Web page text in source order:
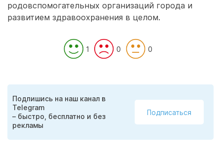
родовспомогательных организаций города и
развитием здравоохранения в целом.
1 0 0
Подпишись на наш канал в
Telegram
– быстро, бесплатно и без
рекламы
Подписаться